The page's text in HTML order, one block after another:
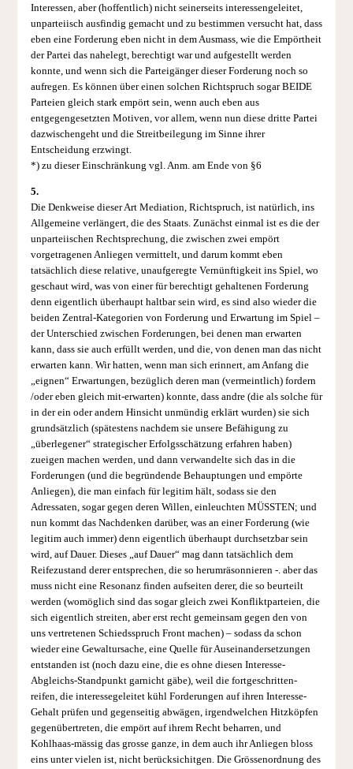
Interessen, aber (hoffentlich) nicht seinerseits interessengeleitet,
unparteiisch ausfindig gemacht und zu bestimmen versucht hat, dass
eben eine Forderung eben nicht in dem Ausmass, wie die Empörtheit
der Partei das nahelegt, berechtigt war und aufgestellt werden
konnte, und wenn sich die Parteigänger dieser Forderung noch so
aufregen. Es können über einen solchen Richtspruch sogar BEIDE
Parteien gleich stark empört sein, wenn auch eben aus
entgegengesetzten Motiven, vor allem, wenn nun diese dritte Partei
dazwischengeht und die Streitbeilegung im Sinne ihrer
Entscheidung erzwingt.
*) zu dieser Einschränkung vgl. Anm. am Ende von §6
5.
Die Denkweise dieser Art Mediation, Richtspruch, ist natürlich, ins
Allgemeine verlängert, die des Staats. Zunächst einmal ist es die der
unparteiischen Rechtsprechung, die zwischen zwei empört
vorgetragenen Anliegen vermittelt, und darum kommt eben
tatsächlich diese relative, unaufgeregte Vernünftigkeit ins Spiel, wo
geschaut wird, was von einer für berechtigt gehaltenen Forderung
denn eigentlich überhaupt haltbar sein wird, es sind also wieder die
beiden Zentral-Kategorien von Forderung und Erwartung im Spiel –
der Unterschied zwischen Forderungen, bei denen man erwarten
kann, dass sie auch erfüllt werden, und die, von denen man das nicht
erwarten kann. Wir hatten, wenn man sich erinnert, am Anfang die
„eignen“ Erwartungen, bezüglich deren man (vermeintlich) fordern
/oder eben gleich mit-erwarten) konnte, dass andre (die als solche für
in der ein oder andern Hinsicht unmündig erklärt wurden) sie sich
grundsätzlich (spätestens nachdem sie unsere Befähigung zu
„überlegener“ strategischer Erfolgsschätzung erfahren haben)
zueigen machen werden, und dann verwandelte sich das in die
Forderungen (und die begründende Behauptungen und empörte
Anliegen), die man einfach für legitim hält, sodass sie den
Adressaten, sogar gegen deren Willen, einleuchten MÜSSTEN; und
nun kommt das Nachdenken darüber, was an einer Forderung (wie
legitim auch immer) denn eigentlich überhaupt durchsetzbar sein
wird, auf Dauer. Dieses „auf Dauer“ mag dann tatsächlich dem
Reifezustand derer entsprechen, die so herumräsonnieren -. aber das
muss nicht eine Resonanz finden aufseiten derer, die so beurteilt
werden (womöglich sind das sogar gleich zwei Konfliktparteien, die
sich eigentlich streiten, aber erst recht gemeinsam gegen den von
uns vertretenen Schiedsspruch Front machen) – sodass da schon
wieder eine Gewaltursache, eine Quelle für Auseinandersetzungen
entstanden ist (noch dazu eine, die es ohne diesen Interesse-
Abgleichs-Standpunkt garnicht gäbe), weil die fortgeschritten-
reifen, die interessegeleitet kühl Forderungen auf ihren Interesse-
Gehalt prüfen und gegenseitig abwägen, irgendwelchen Hitzköpfen
gegenübertreten, die empört auf ihrem Recht beharren, und
Kohlhaas-mässig das grosse ganze, in dem auch ihr Anliegen bloss
eins unter vielen ist, nicht berücksichitgen. Die Grössenordnung des